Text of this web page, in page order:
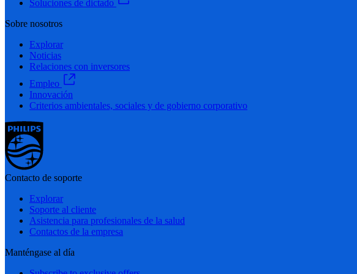
Soluciones de dictado
Sobre nosotros
Explorar
Noticias
Relaciones con inversores
Empleo
Innovación
Criterios ambientales, sociales y de gobierno corporativo
Contacto de soporte
Explorar
Soporte al cliente
Asistencia para profesionales de la salud
Contactos de la empresa
Manténgase al día